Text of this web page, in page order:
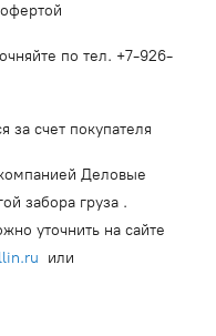
по тел. +7-926-
за счет покупателя
Деловые
забора груза .
уточнить на сайте
или